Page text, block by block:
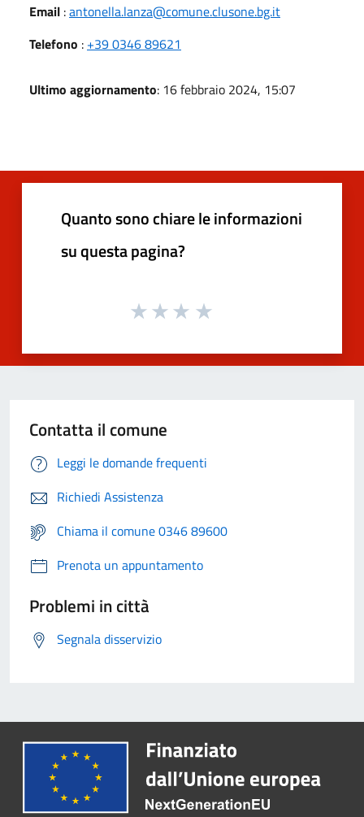
Email :antonella.lanza@comune.clusone.bg.it
Telefono : +39 0346 89621
Ultimo aggiornamento: 16 febbraio 2024, 15:07
Quanto sono chiare le informazioni
su questa pagina?
Contatta il comune
Leggi le domande frequenti
Richiedi Assistenza
Chiama il comune 0346 89600
Prenota un appuntamento
Problemi in città
Segnala disservizio